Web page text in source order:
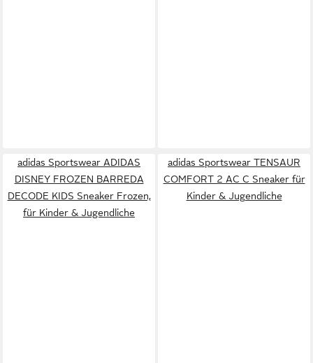
adidas Sportswear ADIDAS
DISNEY FROZEN BARREDA
DECODE KIDS Sneaker Frozen,
für Kinder & Jugendliche
adidas Sportswear TENSAUR
COMFORT 2 AC C Sneaker für
Kinder & Jugendliche